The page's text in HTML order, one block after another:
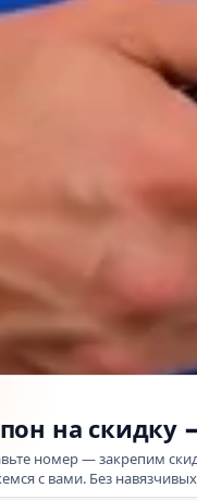
на скидку
номер — закрепим
с вами. Без